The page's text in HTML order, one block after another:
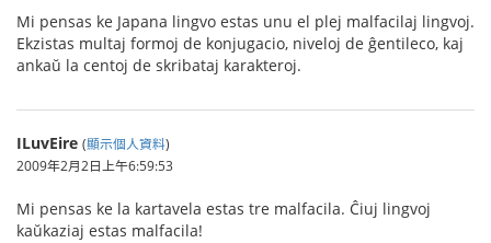
Mi pensas ke Japana lingvo estas unu el plej malfacilaj lingvoj.
Ekzistas multaj formoj de konjugacio, niveloj de ĝentileco, kaj
ankaŭ la centoj de skribataj karakteroj.
ILuvEire (顯示個人資料)
2009年2月2日上午6:59:53
Mi pensas ke la kartavela estas tre malfacila. Ĉiuj lingvoj
kaŭkaziaj estas malfacila!